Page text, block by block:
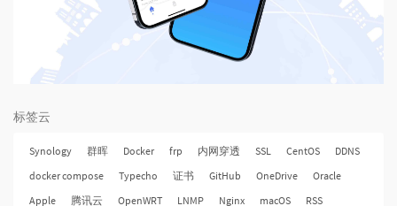
标签云
Synology 群晖 Docker frp 内网穿透 SSL CentOS
DDNS
docker compose
Typecho 证书 GitHub OneDrive
Oracle
Apple
腾讯云 OpenWRT LNMP Nginx macOS RSS